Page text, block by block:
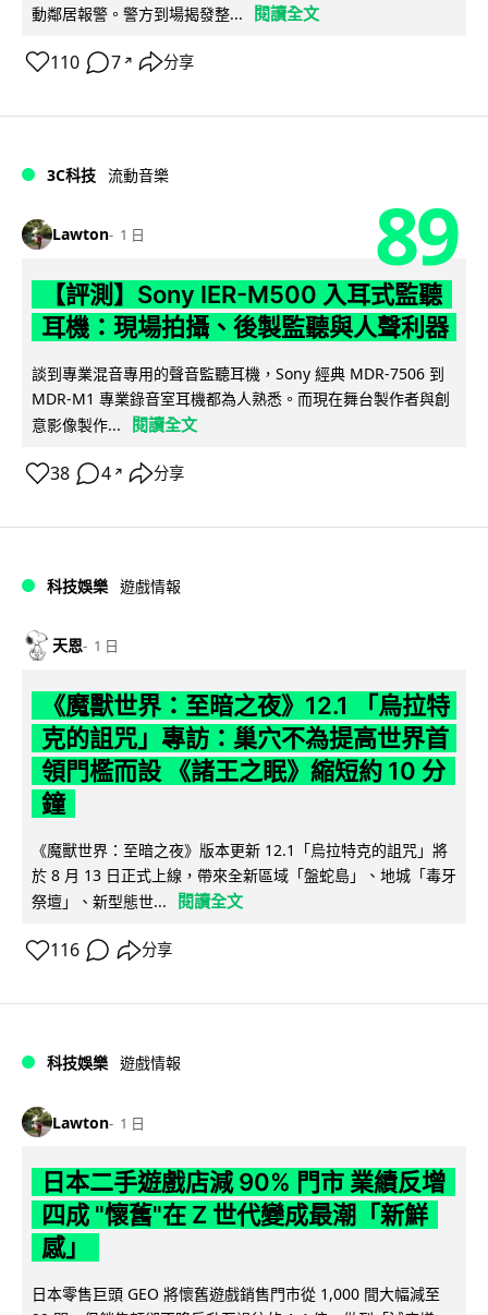
動鄰居報警。警方到場揭發整...
閱讀全文
110 7 ↗ 分享
3C科技 流動音樂
Lawton 1 日 89
【評測】Sony IER-M500 入耳式監聽
耳機：現場拍攝、後製監聽與人聲利器
談到專業混音專用的聲音監聽耳機，Sony 經典 MDR-7506 到
MDR-M1 專業錄音室耳機都為人熟悉。而現在舞台製作者與創
意影像製作...
閱讀全文
38 4 ↗ 分享
科技娛樂 遊戲情報
天恩 1 日
《魔獸世界：至暗之夜》12.1 「烏拉特
克的詛咒」專訪：巢穴不為提高世界首
領門檻而設 《諸王之眠》縮短約 10 分
鐘
《魔獸世界：至暗之夜》版本更新 12.1「烏拉特克的詛咒」將
於 8 月 13 日正式上線，帶來全新區域「盤蛇島」、地城「毒牙
祭壇」、新型態世...
閱讀全文
116 分享
科技娛樂 遊戲情報
Lawton 1 日
日本二手遊戲店減 90% 門市 業績反增
四成 "懷舊"在 Z 世代變成最潮「新鮮
感」
日本零售巨頭 GEO 將懷舊遊戲銷售門市從 1,000 間大幅減至